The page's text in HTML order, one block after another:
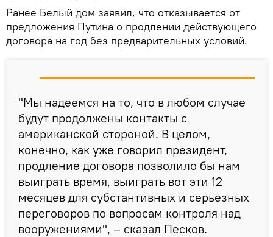
Ранее Белый дом заявил, что отказывается от
предложения Путина о продлении действующего
договора на год без предварительных условий.
"Мы надеемся на то, что в любом случае
будут продолжены контакты с
американской стороной. В целом,
конечно, как уже говорил президент,
продление договора позволило бы нам
выиграть время, выиграть вот эти 12
месяцев для субстантивных и серьезных
переговоров по вопросам контроля над
вооружениями", – сказал Песков.